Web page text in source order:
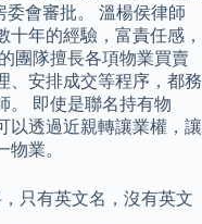
委會審批。 溫楊侯律師
年的經驗，富責任感，
團隊擅長各項物業買賣
、安排成交等程序，都務
。 即使是聯名持有物
以透過近親轉讓業權，讓
業。
只有英文名，沒有英文